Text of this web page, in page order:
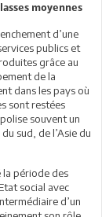
moyennes
d’une
publics et
grâce au
de la
dans les pays où
sont restées
souvent un
sud, de l’Asie du
la période des
social avec
d’un